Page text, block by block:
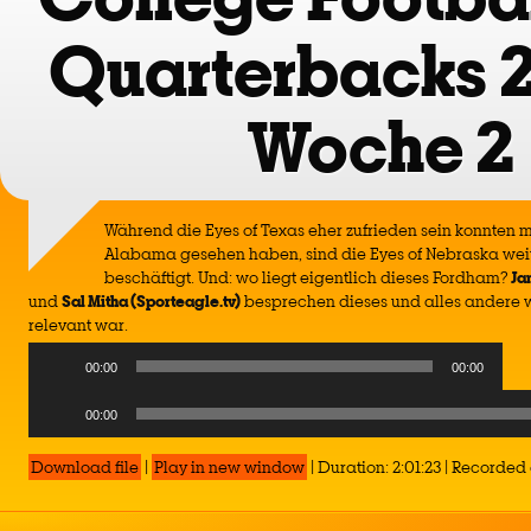
Quarterbacks
Woche 2
Während die Eyes of Texas eher zufrieden sein konnten
Alabama gesehen haben, sind die Eyes of Nebraska
beschäftigt. Und: wo liegt eigentlich dieses Fordham?
undSal Mitha (Sporteagle.tv)besprechen dieses und alles andere
relevant war.
00:00 00:00
00:00
Download file | Play in new window | Duration: 2:01:23 | Recorded